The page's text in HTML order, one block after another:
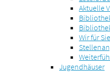
Aktuelle
Wir für Sie
Jugendhäuser